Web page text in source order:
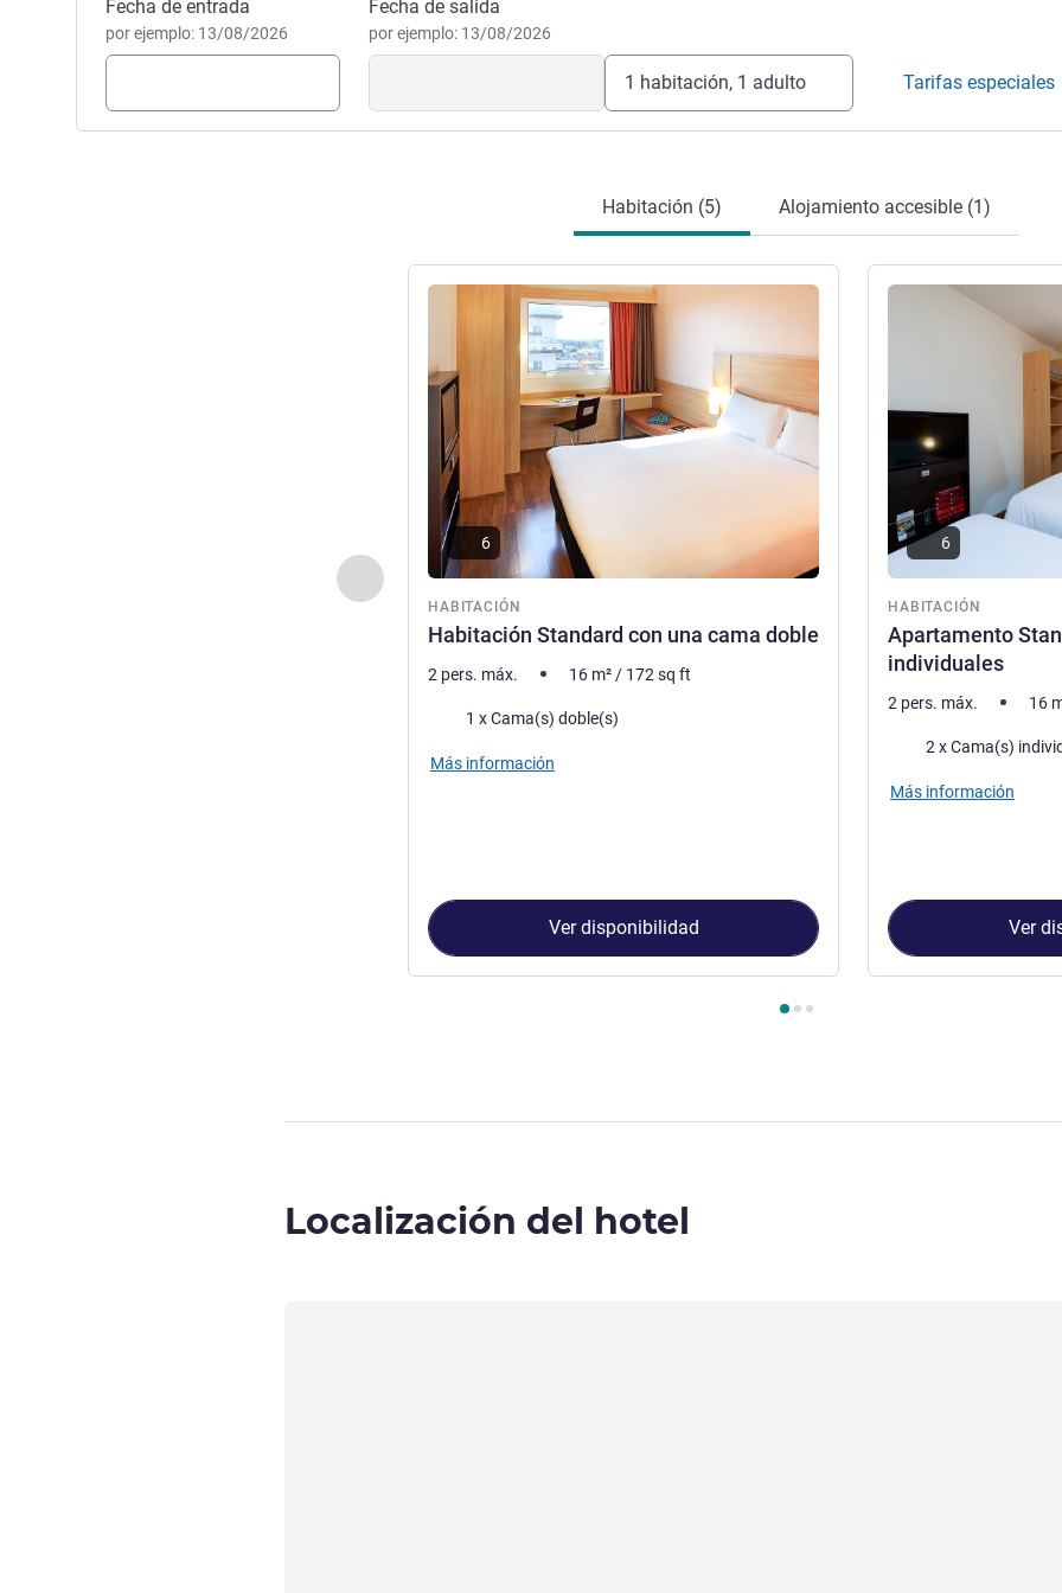
Reservar este hotel
Fecha de entrada
por ejemplo: 13/08/2026
Fecha de salida
por ejemplo: 13/08/2026
1 habitación, 1 adulto Tarifas especiales
Habitación (5) Alojamiento accesible (1)
Anterior - Habitación
HABITACIÓN
Habitación Standard con una cama doble
Más información
6
2 pers. máx. 16 m² / 172 sq ft
Ropa de cama
1 x Cama(s) doble(s)
Más información
Ver disponibilidad
HABITACIÓN
Apartamento
individuales
Más información
6
2 pers. máx. 16
Ropa de cama
2 x Cama(s)
Más información
Ver
Localización del hotel